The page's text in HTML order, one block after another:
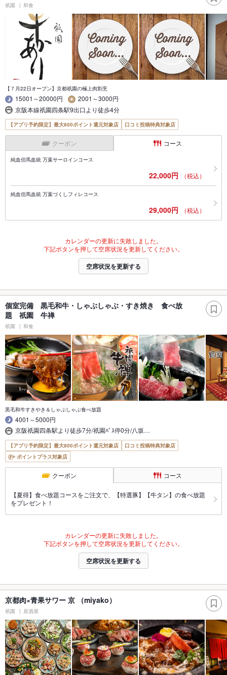
祇園 和食
【７月22日オープン】京都祇園の極上肉割烹
15001～20000円
2001～3000円
京阪本線祇園四条駅9出口より徒歩4分
【アプリ予約限定】最大800ポイント還元対象店 口コミ投稿特典対象店
クーポン コース
純血但馬血統 万葉サーロインコース
22,000円 （税込）
純血但馬血統 万葉づくしフィレコース
29,000円 （税込）
カレンダーの更新に失敗しました。
下記ボタンを押して空席状況を更新してください。
空席状況を更新する
個室完備 黒毛和牛・しゃぶしゃぶ・すき焼き 食べ放
題 祇園 牛禅
祇園 和食
黒毛和牛すきやき＆しゃぶしゃぶ食べ放題
4001～5000円
京阪祇園四条駅より徒歩7分/祇園ﾊﾞｽ停0分/八坂…
【アプリ予約限定】最大800ポイント還元対象店
口コミ投稿特典対象店
ポイントプラス対象店
クーポン コース
【夏得】食べ放題コースをご注文で、【特選豚】【牛タン】の食べ放題
をプレゼント！
カレンダーの更新に失敗しました。
下記ボタンを押して空席状況を更新してください。
空席状況を更新する
京都肉×青果サワー 京 （miyako）
祇園 居酒屋